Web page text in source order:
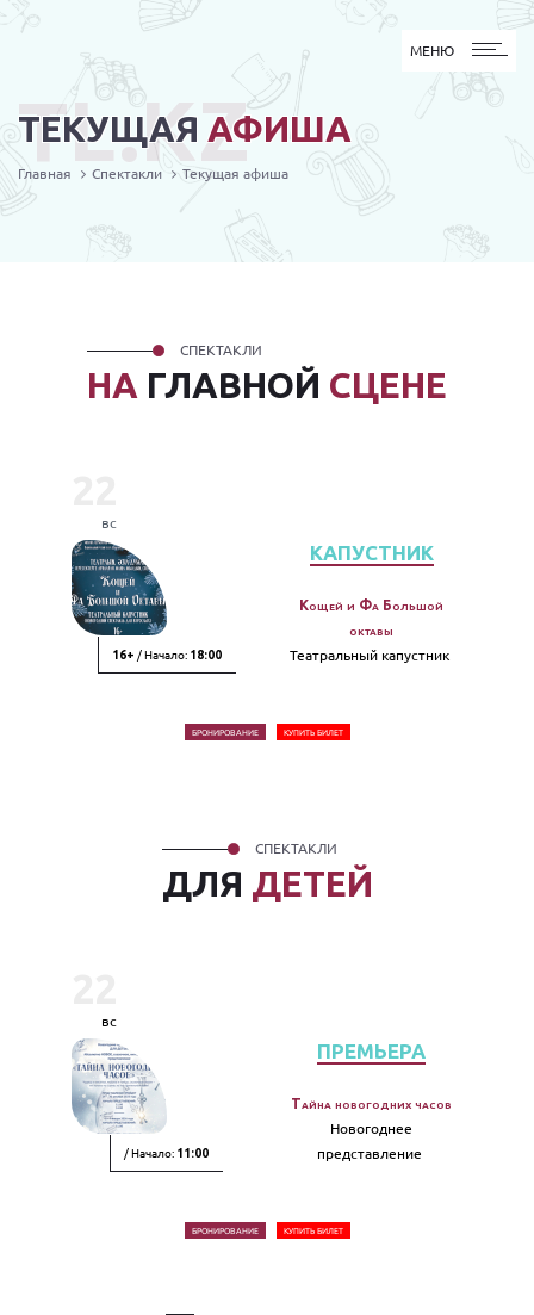
МЕНЮ
МЕНЮ
ТЕКУЩАЯ АФИША
TL.KZ
Главная Спектакли Текущая афиша
НА ГЛАВНОЙ СЦЕНЕ
СПЕКТАКЛИ
вс
16+ / Начало: 18:00
КАПУСТНИК
Кощей и Фа Большой
октавы
Театральный капустник
БРОНИРОВАНИЕ КУПИТЬ БИЛЕТ
ДЛЯ ДЕТЕЙ
СПЕКТАКЛИ
вс
/ Начало: 11:00
ПРЕМЬЕРА
Тайна новогодних часов
Новогоднее
представление
БРОНИРОВАНИЕ КУПИТЬ БИЛЕТ